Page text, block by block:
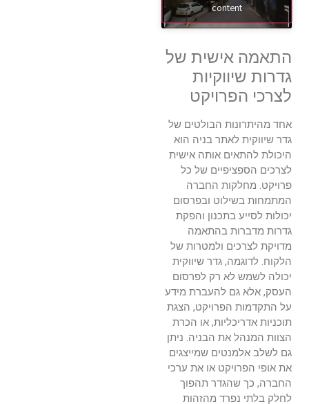
content
התאמה אישית של
גדרות שיווקיות
לצרכי הפרויקט
אחד מהיתרונות הבולטים של
גדר שיווקית לאתר בניה הוא
היכולת להתאים אותה אישית
לצרכים הספציפיים של כל
פרויקט. מחלקות החברה
המתמחות בשילוט ובפרסום
יכולות לסייע בתכנון והפקת
גדרות מדברות בהתאמה
מדויקת לצרכים ולמטרות של
הלקוח. לדוגמה, גדר שיווקית
יכולה לשמש לא רק לפרסום
העסק, אלא גם להעברת מידע
על התקדמות הפרויקט, הצגת
תוכניות אדריכליות, או הכרת
הצוות המנהל את הבניה. ניתן
גם לשלב אלמנטים שמייצגים
את אופי הפרויקט או את ערכי
החברה, כך שהגדר תהפוך
לחלק בלתי נפרד מהזהות